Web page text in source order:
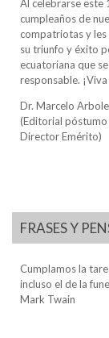
Al celebrarse este
cumpleaños de
compatriotas y les
su triunfo y éxito
ecuatoriana que
responsable.
Dr. Marcelo
(Editorial póstumo
Director Emérito)
FRASES Y
Cumplamos la
incluso el de la
Mark Twain